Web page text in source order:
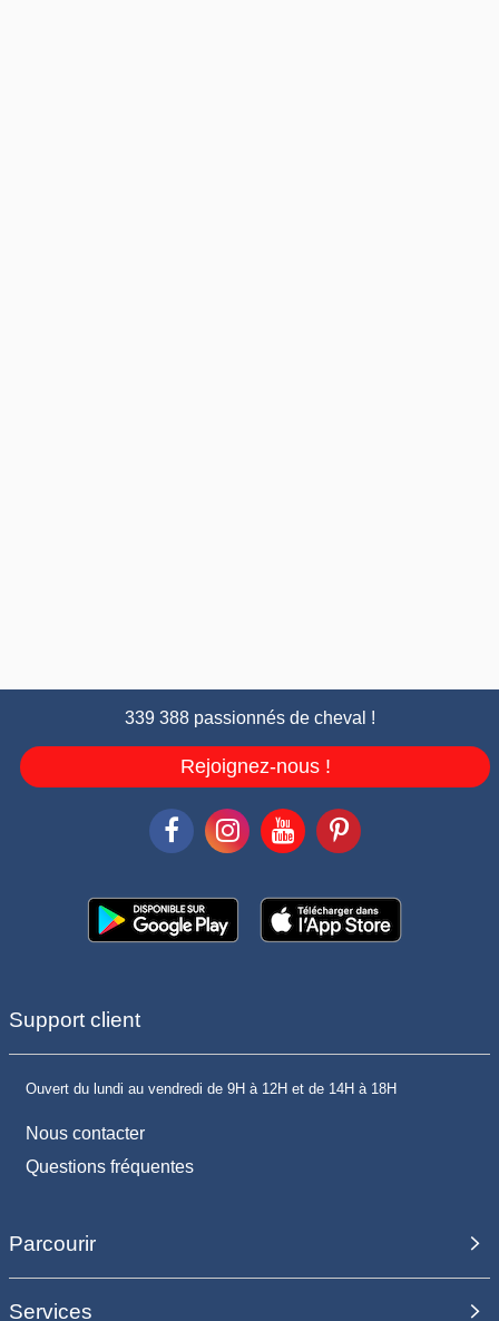
339 388 passionnés de cheval !
Rejoignez-nous !
Support client
Ouvert du lundi au vendredi de 9H à 12H et de 14H à 18H
Nous contacter
Questions fréquentes
Parcourir
Services